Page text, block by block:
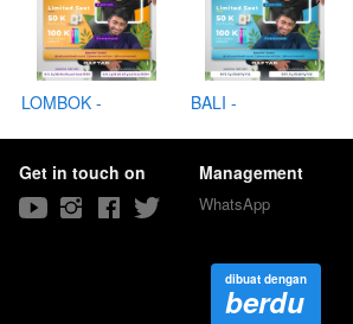
LOMBOK -
BALI -
Get in touch on Management
WhatsApp
dibuat dengan
berdu